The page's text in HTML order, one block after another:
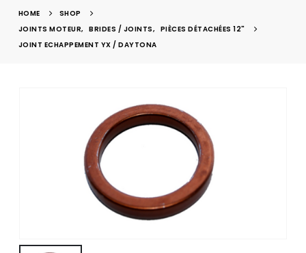
HOME
SHOP
JOINTS MOTEUR, BRIDES / JOINTS, PIÈCES DÉTACHÉES 12"
JOINT ECHAPPEMENT YX / DAYTONA